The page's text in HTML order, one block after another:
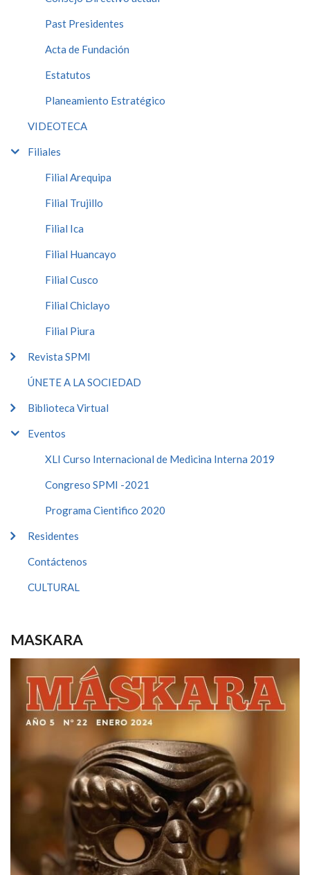
Past Presidentes
Acta de Fundación
Estatutos
Planeamiento Estratégico
VIDEOTECA
Filiales
Filial Arequipa
Filial Trujillo
Filial Ica
Filial Huancayo
Filial Cusco
Filial Chiclayo
Filial Piura
Revista SPMI
ÚNETE A LA SOCIEDAD
Biblioteca Virtual
Eventos
XLI Curso Internacional de Medicina Interna 2019
Congreso SPMI -2021
Programa Cientifico 2020
Residentes
Contáctenos
CULTURAL
MASKARA